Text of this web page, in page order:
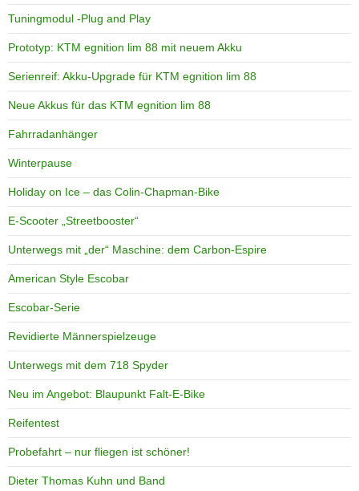
Tuningmodul -Plug and Play
Prototyp: KTM egnition lim 88 mit neuem Akku
Serienreif: Akku-Upgrade für KTM egnition lim 88
Neue Akkus für das KTM egnition lim 88
Fahrradanhänger
Winterpause
Holiday on Ice – das Colin-Chapman-Bike
E-Scooter „Streetbooster“
Unterwegs mit „der“ Maschine: dem Carbon-Espire
American Style Escobar
Escobar-Serie
Revidierte Männerspielzeuge
Unterwegs mit dem 718 Spyder
Neu im Angebot: Blaupunkt Falt-E-Bike
Reifentest
Probefahrt – nur fliegen ist schöner!
Dieter Thomas Kuhn und Band